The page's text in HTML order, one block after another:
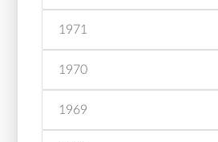
1971
1970
1969